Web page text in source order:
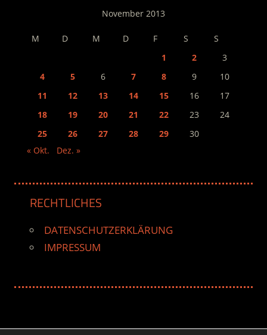
November 2013
M D M D F S
S
1
2
3
4
5 6 7 8 9
10
11
12 13 14 15 16
17
18
19 20 21 22 23
24
25
26 27 28 29
30
« Okt.
Dez. »
RECHTLICHES
DATENSCHUTZERKLÄRUNG
IMPRESSUM